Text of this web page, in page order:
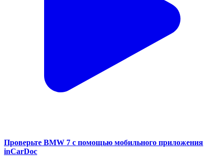
Проверьте BMW 7 с помощью мобильного приложения
inCarDoc